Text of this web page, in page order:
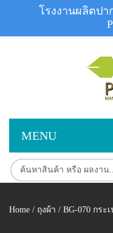
MENU
หน้าแรก
ปากกาพลาสติก
สินค้าสต็อก
Home / ถุงผ้า / BG-070 กระ
โรงงานผลิตปา